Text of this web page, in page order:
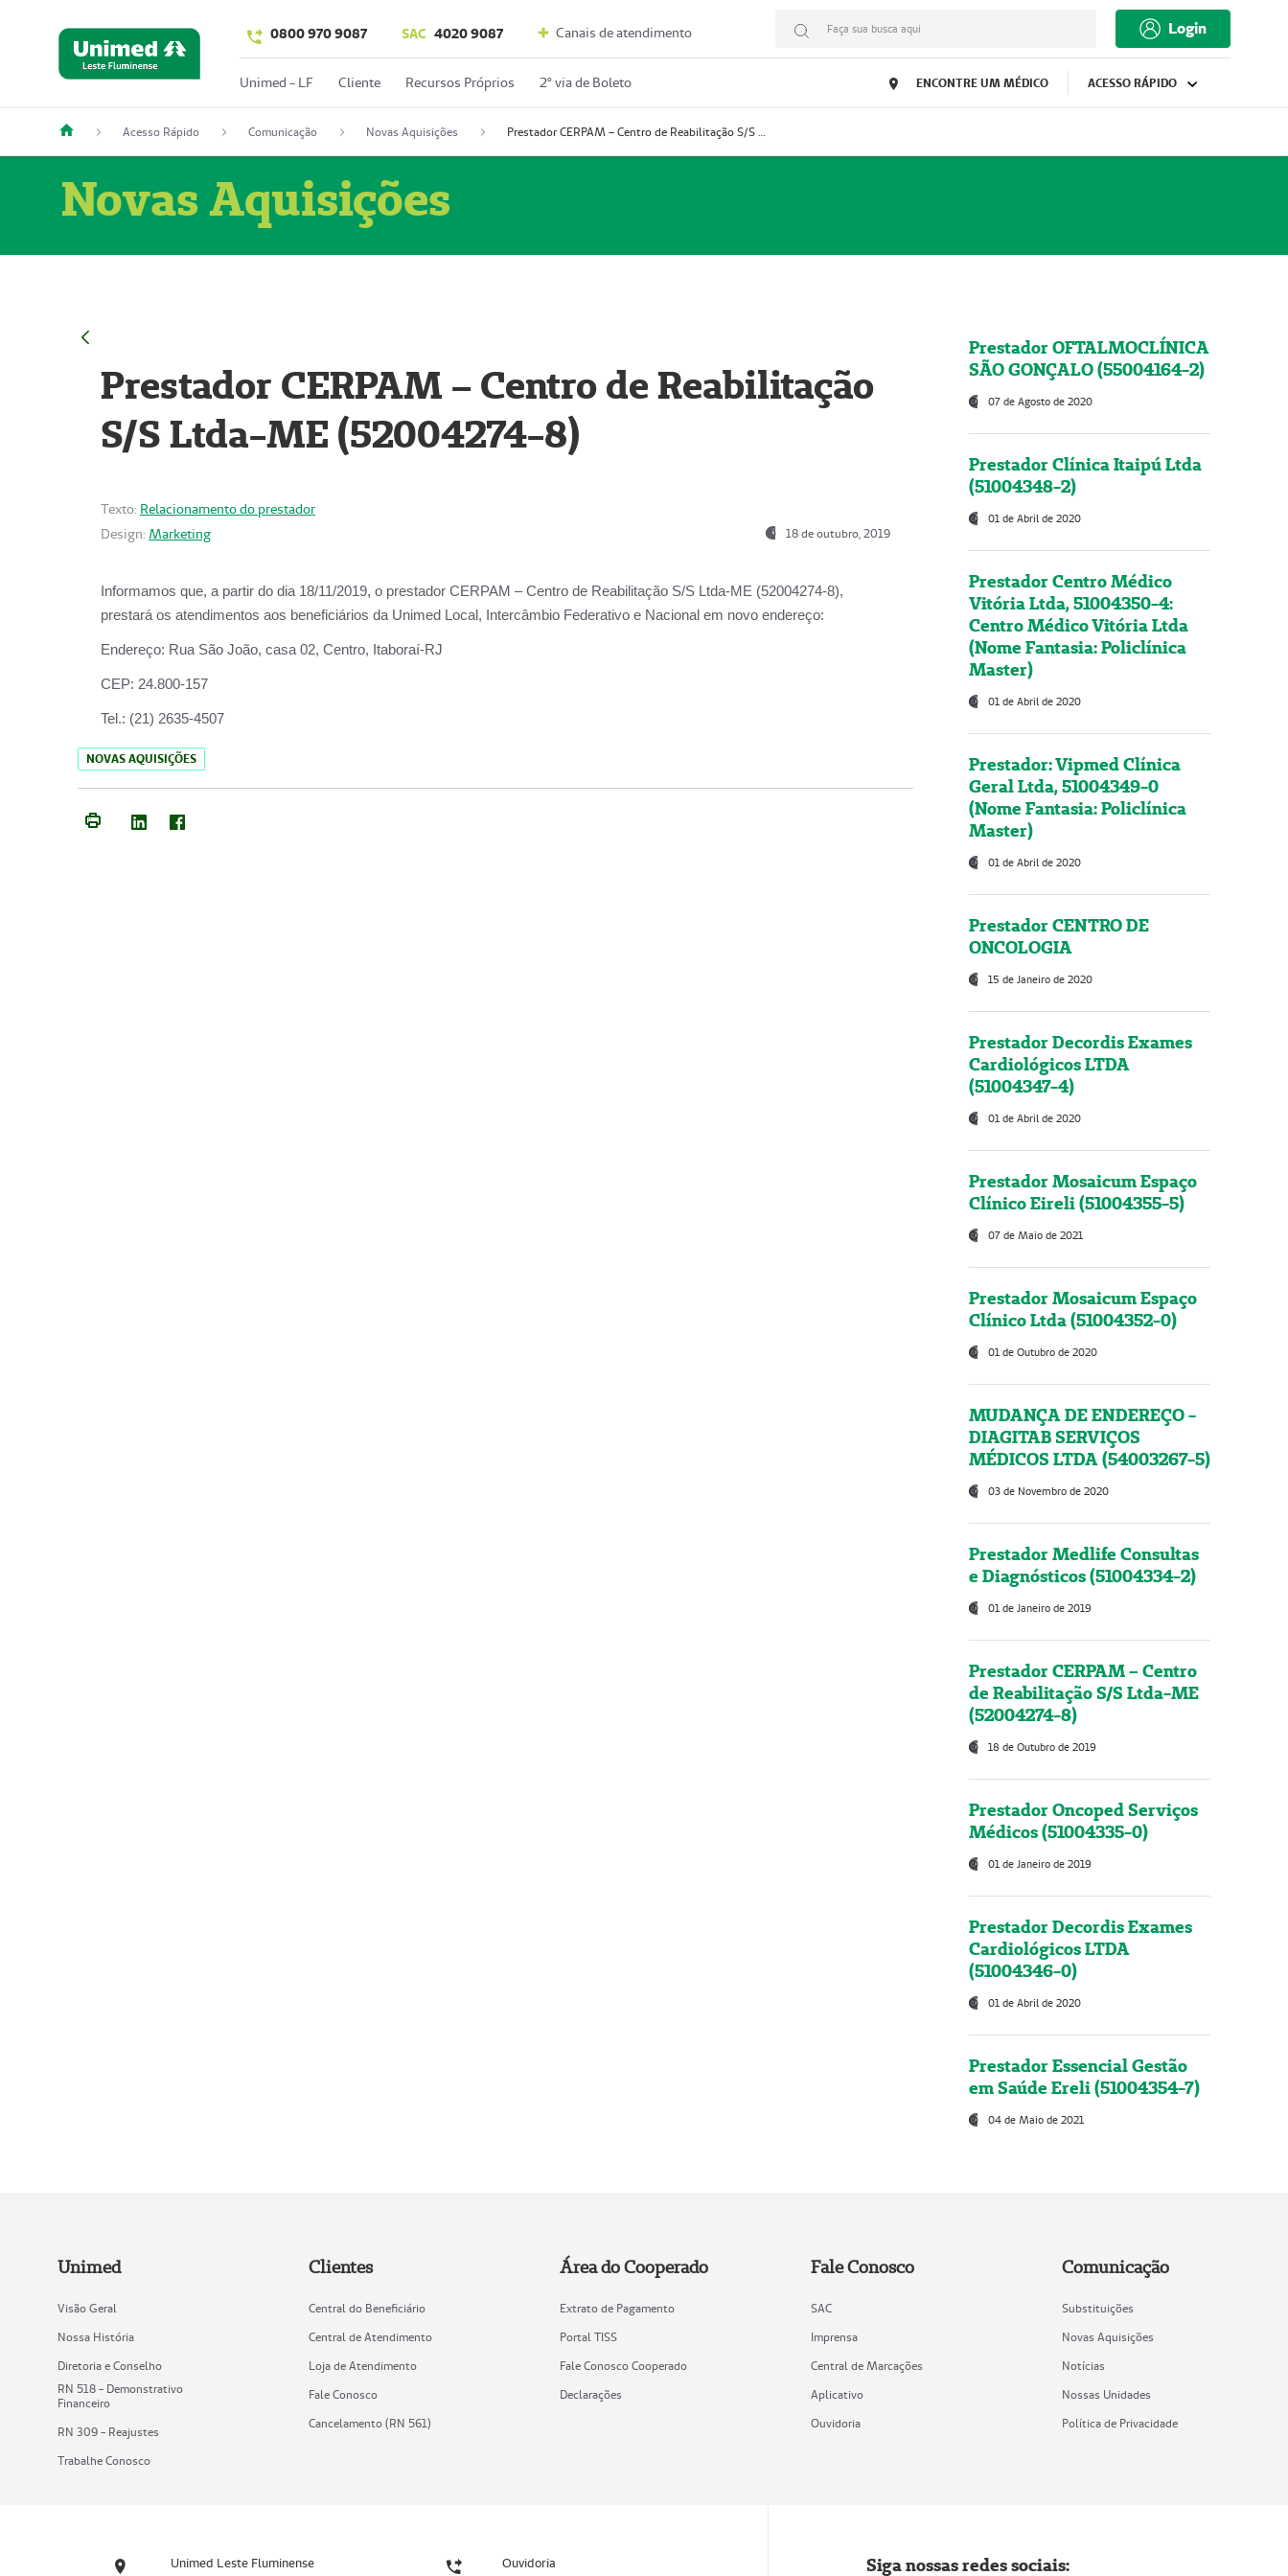
0800 970 9087 SAC 4020 9087 Canais de atendimento Faça sua busca aqui Login
Unimed - LF Cliente Recursos Próprios 2º via de Boleto ENCONTRE UM MÉDICO ACESSO RÁPIDO
Acesso Rápido Comunicação Novas Aquisições Prestador CERPAM – Centro de Reabilitação S/S Ltda-ME (52004274-8)
Novas Aquisições
Prestador CERPAM – Centro de Reabilitação
S/S Ltda-ME (52004274-8)
Texto: Relacionamento do prestador
Design: Marketing 18 de outubro, 2019
Informamos que, a partir do dia 18/11/2019, o prestador CERPAM – Centro de Reabilitação S/S Ltda-ME (52004274-8),
prestará os atendimentos aos beneficiários da Unimed Local, Intercâmbio Federativo e Nacional em novo endereço:
Endereço: Rua São João, casa 02, Centro, Itaboraí-RJ
CEP: 24.800-157
Tel.: (21) 2635-4507
NOVAS AQUISIÇÕES
Prestador OFTALMOCLÍNICA
SÃO GONÇALO (55004164-2)
07 de Agosto de 2020
Prestador Clínica Itaipú Ltda
(51004348-2)
01 de Abril de 2020
Prestador Centro Médico
Vitória Ltda, 51004350-4:
Centro Médico Vitória Ltda
(Nome Fantasia: Policlínica
Master)
01 de Abril de 2020
Prestador: Vipmed Clínica
Geral Ltda, 51004349-0
(Nome Fantasia: Policlínica
Master)
01 de Abril de 2020
Prestador CENTRO DE
ONCOLOGIA
15 de Janeiro de 2020
Prestador Decordis Exames
Cardiológicos LTDA
(51004347-4)
01 de Abril de 2020
Prestador Mosaicum Espaço
Clínico Eireli (51004355-5)
07 de Maio de 2021
Prestador Mosaicum Espaço
Clínico Ltda (51004352-0)
01 de Outubro de 2020
MUDANÇA DE ENDEREÇO -
DIAGITAB SERVIÇOS
MÉDICOS LTDA (54003267-5)
03 de Novembro de 2020
Prestador Medlife Consultas
e Diagnósticos (51004334-2)
01 de Janeiro de 2019
Prestador CERPAM – Centro
de Reabilitação S/S Ltda-ME
(52004274-8)
18 de Outubro de 2019
Prestador Oncoped Serviços
Médicos (51004335-0)
01 de Janeiro de 2019
Prestador Decordis Exames
Cardiológicos LTDA
(51004346-0)
01 de Abril de 2020
Prestador Essencial Gestão
em Saúde Ereli (51004354-7)
04 de Maio de 2021
Unimed
Visão Geral
Nossa História
Diretoria e Conselho
RN 518 - Demonstrativo
Financeiro
RN 309 - Reajustes
Trabalhe Conosco
Clientes
Central do Beneficiário
Central de Atendimento
Loja de Atendimento
Fale Conosco
Cancelamento (RN 561)
Área do Cooperado
Extrato de Pagamento
Portal TISS
Fale Conosco Cooperado
Declarações
Fale Conosco
SAC
Imprensa
Central de Marcações
Aplicativo
Ouvidoria
Comunicação
Substituições
Novas Aquisições
Notícias
Nossas Unidades
Política de Privacidade
Unimed Leste Fluminense Ouvidoria Siga nossas redes sociais: